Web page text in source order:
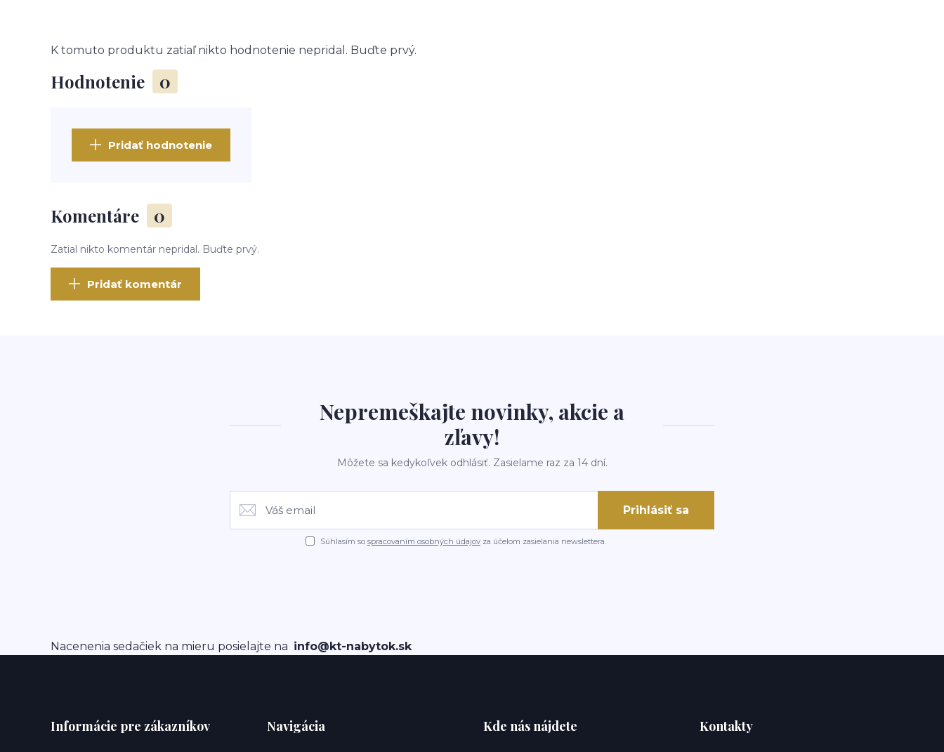
Hodnotenie 0
K tomuto produktu zatiaľ nikto hodnotenie nepridal. Buďte prvý.
Pridať hodnotenie
Komentáre 0
Zatial nikto komentár nepridal. Buďte prvý.
Pridať komentár
Nepremeškajte novinky, akcie a
zľavy!
Môžete sa kedykoľvek odhlásiť. Zasielame raz za 14 dní.
Prihlásiť sa
Súhlasím so spracovaním osobných údajovza účelom zasielania newslettera.
Nacenenia sedačiek na mieru posielajte na info@kt-nabytok.sk
Informácie pre zákazníkov Navigácia Kde nás nájdete Kontakty